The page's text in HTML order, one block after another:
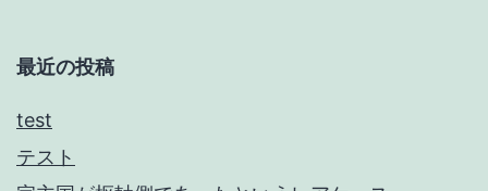
最近の投稿
test
テスト